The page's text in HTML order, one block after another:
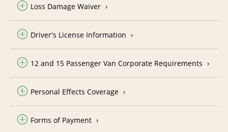
Loss Damage Waiver
Driver's License Information
12 and 15 Passenger Van Corporate Requirements
Personal Effects Coverage
Forms of Payment